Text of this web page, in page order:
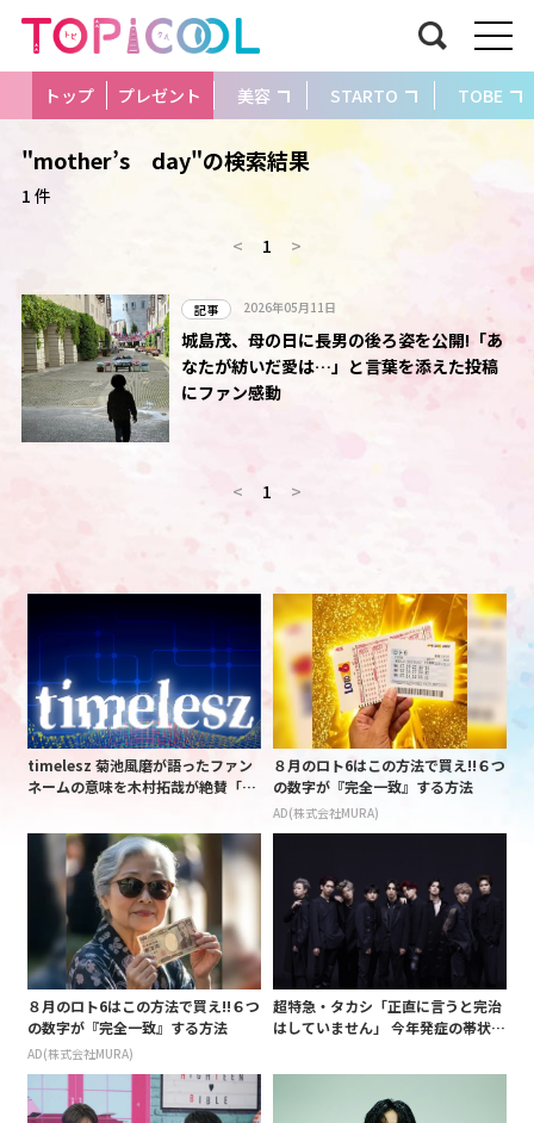
トップ プレゼント 美容 STARTO TOBE
"mother’s day"の検索結果
1 件
< 1 >
記事 2026年05月11日
城島茂、母の日に長男の後ろ姿を公開!「あ
なたが紡いだ愛は…」と言葉を添えた投稿
にファン感動
< 1 >
timelesz 菊池風磨が語ったファン
ネームの意味を木村拓哉が絶賛「考
８月のロト6はこの方法で買え!!６つ
の数字が『完全一致』する方法
AD(株式会社MURA)
８月のロト6はこの方法で買え!!６つ
の数字が『完全一致』する方法
AD(株式会社MURA)
超特急・タカシ「正直に言うと完治
はしていません」 今年発症の帯状疱
白 後遺症も語る